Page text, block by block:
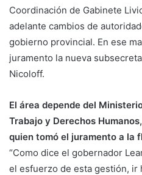
Coordinación de Gabinete
adelante cambios de
gobierno provincial. En ese
juramento la nueva
Nicoloff.
El área depende del
Trabajo y Derechos
quien tomó el juramento a la
“Como dice el gobernador
el esfuerzo de esta gestión, ir